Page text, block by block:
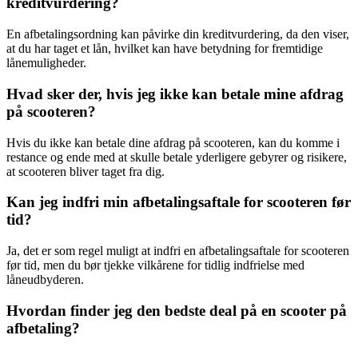
En afbetalingsordning kan påvirke din kreditvurdering, da den viser,
at du har taget et lån, hvilket kan have betydning for fremtidige
lånemuligheder.
Hvad sker der, hvis jeg ikke kan betale mine afdrag
på scooteren?
Hvis du ikke kan betale dine afdrag på scooteren, kan du komme i
restance og ende med at skulle betale yderligere gebyrer og risikere,
at scooteren bliver taget fra dig.
Kan jeg indfri min afbetalingsaftale for scooteren før
tid?
Ja, det er som regel muligt at indfri en afbetalingsaftale for scooteren
før tid, men du bør tjekke vilkårene for tidlig indfrielse med
låneudbyderen.
Hvordan finder jeg den bedste deal på en scooter på
afbetaling?